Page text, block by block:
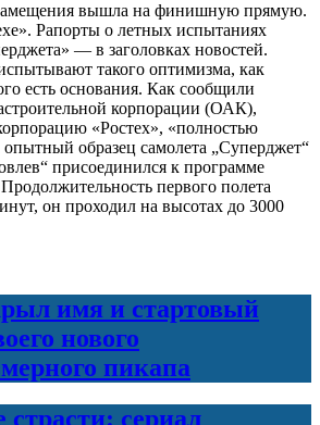
вышла на финишную прямую.
Рапорты о летных испытаниях
— в заголовках новостей.
такого оптимизма, как
есть основания. Как сообщили
корпорации (ОАК),
«Ростех», «полностью
образец самолета „Суперджет“
присоединился к программе
первого полета
он проходил на высотах до 3000
имя и стартовый
нового
пикапа
сериал